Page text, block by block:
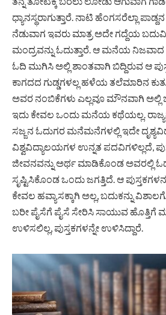
ಧ್ಯಾನಸ್ಥರಾಗುತ್ತಾರೆ. ನಾಟಿ ಹೆಂಗಸರೆಲ್ಲಾ
ನೆಡುವಾಗ ಇವರು ಮಾತ್ರ ಅದೇ ಗದ್ದೆಯ
ಮಂದ್ರವನ್ನು ಓದುತ್ತಾರೆ. ಆ ಮನೆಯ
ಓದಿ ಮುಗಿಸಿ ಅಲ್ಲಿ ಶಾಂತವಾಗಿ ಬಿದ್ದಿರುವ ಆ
ಕಾಗದದ ಗುಡ್ಡಗಳಲ್ಲ ಹಳೆಯ ತಲೆಮಾರಿನ
ಅವರ ನಂಬಿಕೆಗಳು ಎಲ್ಲವೂ ಮೌನವಾಗಿ ಅಲ್ಲಿ
ಇದು ಕೇವಲ ಒಂದು ಮನೆಯ ಕಥೆಯಲ್ಲ.
ಸಜ್ಜನ ಓದುಗರ ಮನೆಮನೆಗಳಲ್ಲಿ ಇದೇ
ವಿಶ್ವವಿದ್ಯಾಲಯಗಳ ಉನ್ನತ ಪದವಿಗಳಿಲ್ಲದೆ,
ಜೀವನವನ್ನು ಅರ್ಥ ಮಾಡಿಕೊಂಡ ಅವರಲ್ಲಿ
ಸೃಷ್ಟಿಸಿಕೊಂಡ ಒಂದು ಜಗತ್ತಿದೆ. ಆ
ಕೇವಲ ಹವ್ಯಾಸಕ್ಕಾಗಿ ಅಲ್ಲ, ಬದುಕನ್ನು
ಬರೀ ಪೈಸೆಗೆ ಪೈಸೆ ಸೇರಿಸಿ ಸಾಯುವ ಹೊತ್ತಿಗೆ
ಉಳಿಸಲಿಲ್ಲ, ಪುಸ್ತಕಗಳನ್ನೇ ಉಳಿಸಿದ್ದಾರೆ.